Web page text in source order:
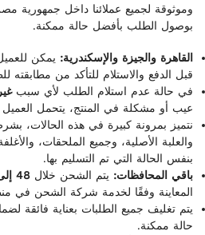
وموثوقة لجميع عملائنا داخل جمهورية
بوصول الطلب بأفضل حالة ممكنة.
القاهرة والجيزة والإسكندرية: يمكن
قبل الدفع والاستلام للتأكد من مطابقته
في حالة عدم استلام الطلب لأي سبب
عيب أو مشكلة في المنتج، يتحمل
نتميز بمرونة كبيرة في هذه الحالات،
والعلبة الأصلية، وجميع الملحقات،
بنفس الحالة التي تم التسليم بها.
باقي المحافظات: يتم الشحن خلال 48 إلى 72 ساعة
المعاينة وفقًا لخدمة شركة الشحن في
يتم تغليف جميع الطلبات بعناية فائقة
حالة ممكنة.